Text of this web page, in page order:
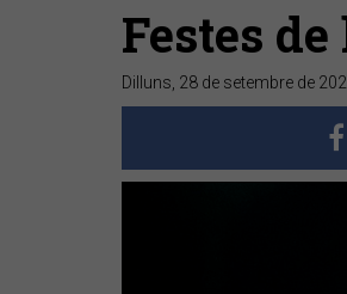
Festes
Dilluns, 28 de setembre de